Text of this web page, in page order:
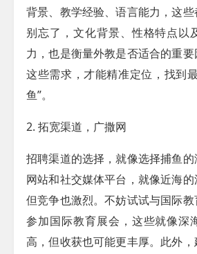
背景、教学经验、语言能力，这
别忘了，文化背景、性格特点以
力，也是衡量外教是否适合的重
这些需求，才能精准定位，找到
鱼”。
2. 拓宽渠道，广撒网
招聘渠道的选择，就像选择捕鱼
网站和社交媒体平台，就像近海的
但竞争也激烈。不妨试试与国际
参加国际教育展会，这些就像深
高，但收获也可能更丰厚。此外